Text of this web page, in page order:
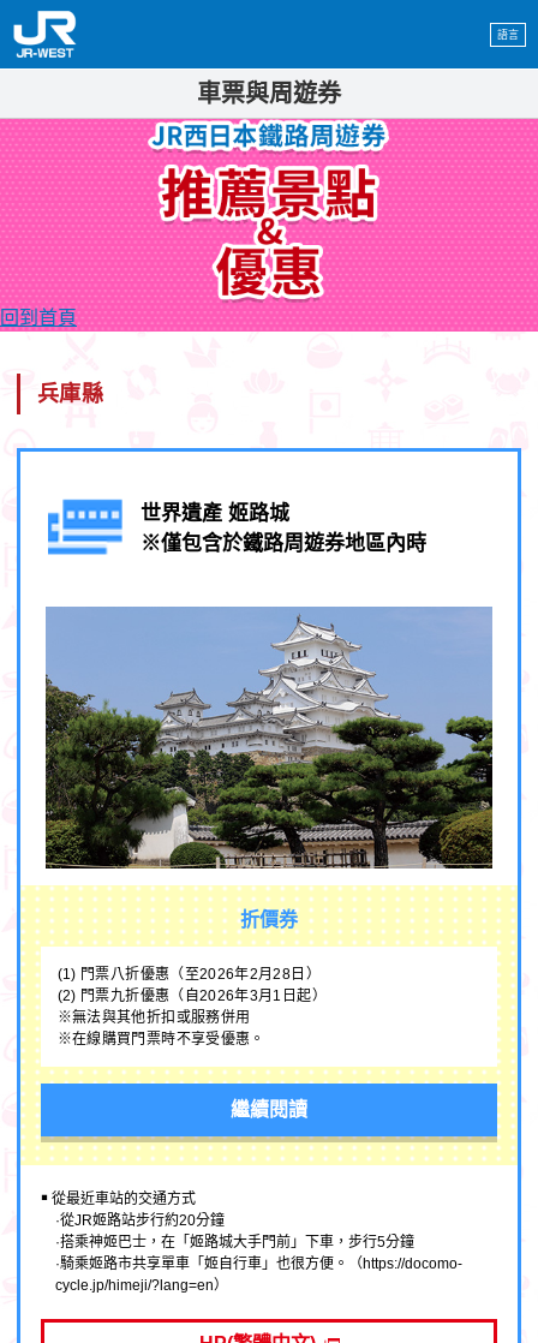
語言
車票與周遊券
回到首頁
兵庫縣
世界遺產 姬路城
※僅包含於鐵路周遊券地區內時
折價券
(1) 門票八折優惠（至2026年2月28日）
(2) 門票九折優惠（自2026年3月1日起）
※無法與其他折扣或服務併用
※在線購買門票時不享受優惠。
繼續閱讀
￭ 從最近車站的交通方式
·從JR姬路站步行約20分鐘
·搭乘神姬巴士，在「姬路城大手門前」下車，步行5分鐘
·騎乘姬路市共享單車「姬自行車」也很方便。（https://docomo-
cycle.jp/himeji/?lang=en）